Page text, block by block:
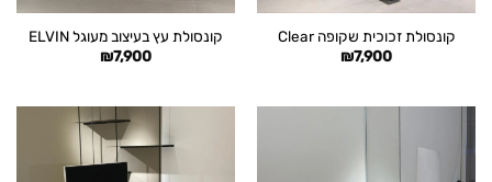
קונסולת זכוכית שקופה Clear
₪7,900
קונסולת עץ בעיצוב מעוגל ELVIN
₪7,900